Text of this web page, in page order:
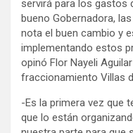
servirá para los gastos
bueno Gobernadora,
nota el buen cambio y
implementando estos
opinó Flor Nayeli
fraccionamiento Villas
-Es la primera vez que
que lo están